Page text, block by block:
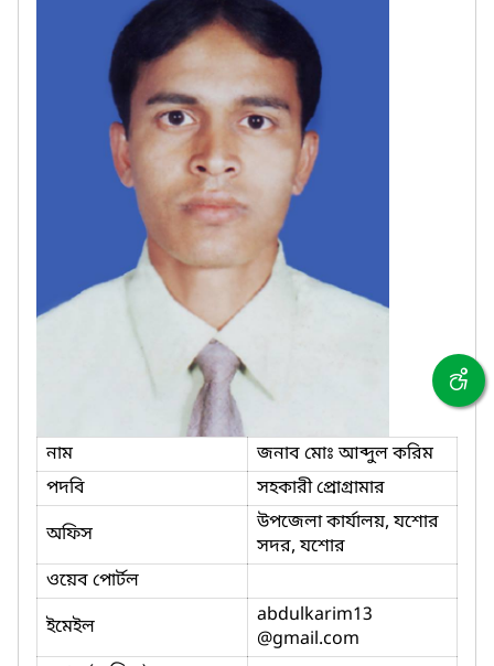
নাম
জনাব মোঃ আব্দুল করিম
পদবি
সহকারী প্রোগ্রামার
অফিস
উপজেলা কার্যালয়, যশোর
সদর, যশোর
ওয়েব পোর্টল
ইমেইল
abdulkarim13
@gmail.com